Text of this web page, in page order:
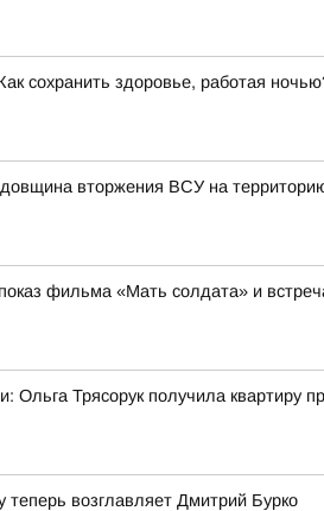
сохранить здоровье, работая
вторжения ВСУ на
фильма «Мать солдата» и
Ольга Трясорук получила квартиру
теперь возглавляет Дмитрий Бурко